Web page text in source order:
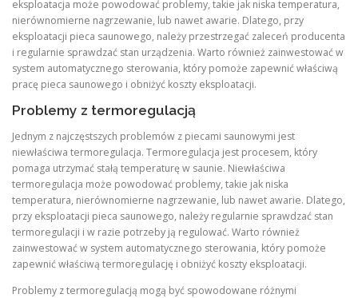
eksploatacja może powodować problemy, takie jak niska temperatura,
nierównomierne nagrzewanie, lub nawet awarie. Dlatego, przy
eksploatacji pieca saunowego, należy przestrzegać zaleceń producenta
i regularnie sprawdzać stan urządzenia. Warto również zainwestować w
system automatycznego sterowania, który pomoże zapewnić właściwą
pracę pieca saunowego i obniżyć koszty eksploatacji.
Problemy z termoregulacją
Jednym z najczęstszych problemów z piecami saunowymi jest
niewłaściwa termoregulacja. Termoregulacja jest procesem, który
pomaga utrzymać stałą temperaturę w saunie. Niewłaściwa
termoregulacja może powodować problemy, takie jak niska
temperatura, nierównomierne nagrzewanie, lub nawet awarie. Dlatego,
przy eksploatacji pieca saunowego, należy regularnie sprawdzać stan
termoregulacji i w razie potrzeby ją regulować. Warto również
zainwestować w system automatycznego sterowania, który pomoże
zapewnić właściwą termoregulację i obniżyć koszty eksploatacji.
Problemy z termoregulacją mogą być spowodowane różnymi